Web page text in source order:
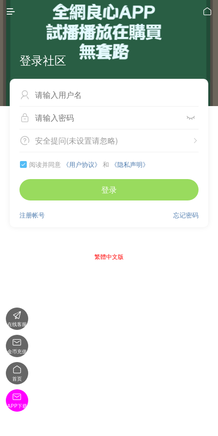
 
登录社区

 
 
安全提问(未设置请忽略)
 阅读并同意 《用户协议》 和 《隐私声明》
登录
忘记密码
注册帐号
繁體中文版

在线客服

金币充值

首页

APP下载